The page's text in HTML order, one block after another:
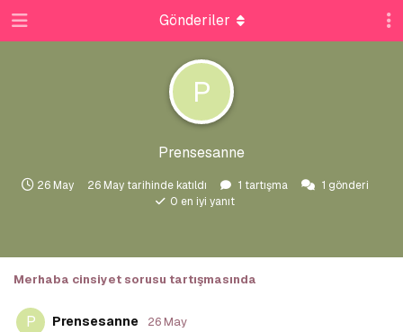
P
Prensesanne
26 May 26 Maytarihinde katıldı 1 tartışma 1 gönderi
0 en iyi yanıt
Gönderiler
Merhaba cinsiyet sorusu tartışmasında
P Prensesanne 26 May